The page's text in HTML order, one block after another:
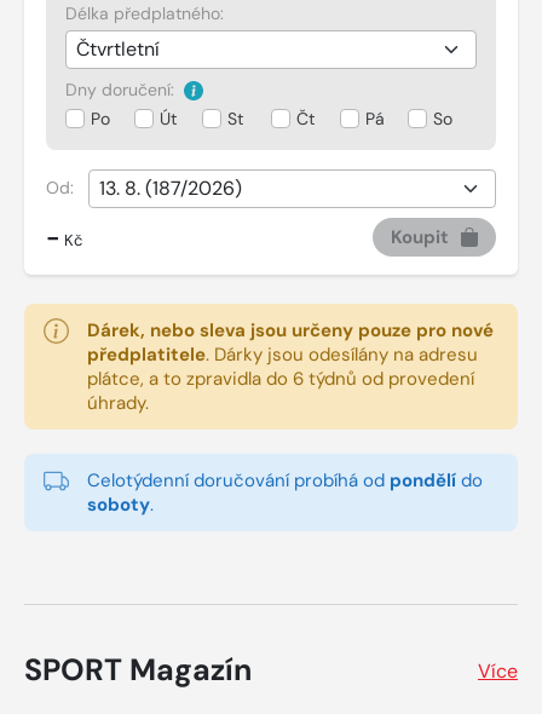
Délka předplatného:
Dny doručení:
Po
Út St Čt Pá So
Od:
- Kč Koupit
Dárek, nebo sleva jsou určeny pouze pro nové
předplatitele. Dárky jsou odesílány na adresu
plátce, a to zpravidla do 6 týdnů od provedení
úhrady.
Celotýdenní doručování probíhá od pondělí do
soboty.
SPORT Magazín Více